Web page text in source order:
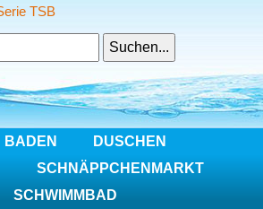
TSB
Duschwannen aus Acryl
BADEN
DUSCHEN
SCHNÄPPCHENMARKT
SCHWIMMBAD